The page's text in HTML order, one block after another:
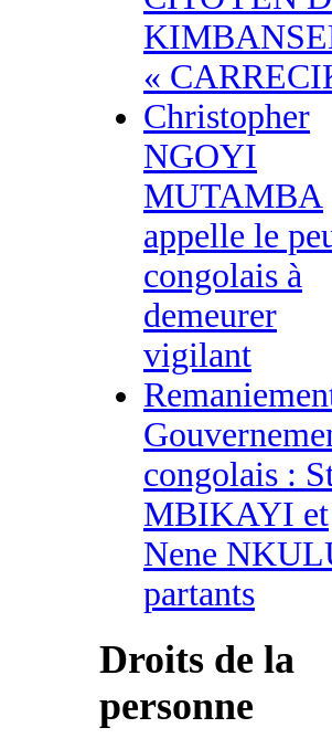
«
Christopher
NGOYI
MUTAMBA
appelle le
congolais à
demeurer
vigilant
congolais :
MBIKAYI et
Nene
partants
Droits de la
personne